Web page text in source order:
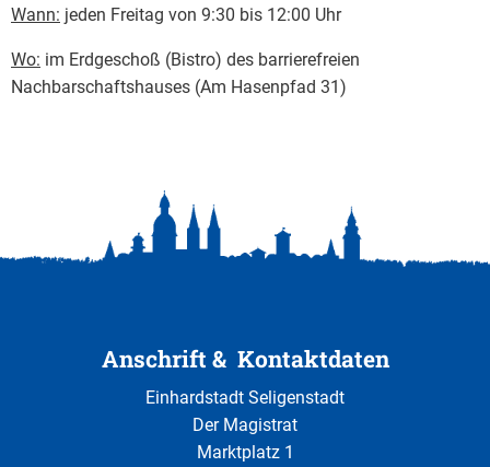
Wann: jeden Freitag von 9:30 bis 12:00 Uhr
Wo: im Erdgeschoß (Bistro) des barrierefreien
Nachbarschaftshauses (Am Hasenpfad 31)
Anschrift & Kontaktdaten
Einhardstadt Seligenstadt
Der Magistrat
Marktplatz 1